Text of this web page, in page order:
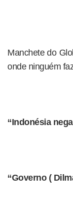
Manchete do
onde ninguém
“Indonésia
“Governo (